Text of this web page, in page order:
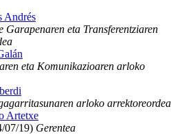
Andrés
Garapenaren eta Transferentziaren
eta Komunikazioaren arloko
arloko arrektoreordea
Artetxe
07/19) Gerentea